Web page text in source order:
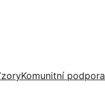
Komunitní podpora